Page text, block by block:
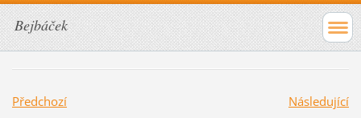
Bejbáček
Předchozí
Následující